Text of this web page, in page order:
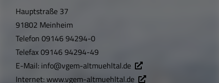
f
n
u
n
Hauptstraße 37
91802 Meinheim
Telefon 09146 94294-0
Telefax09146 94294-49
E-Mail: info@vgem-altmuehltal.de
Internet:www.vgem-altmuehltal.de